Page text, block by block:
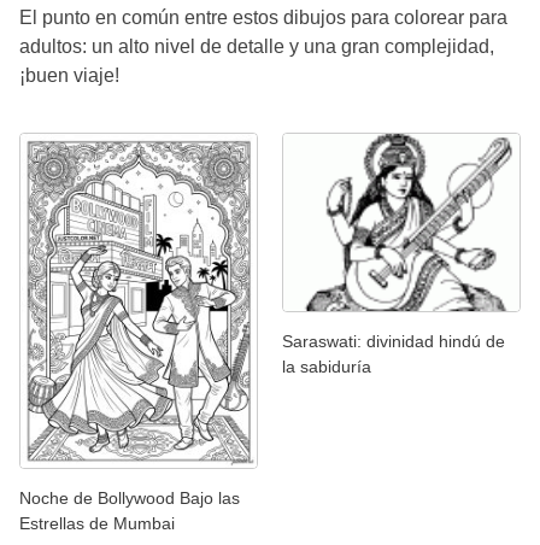
El punto en común entre estos dibujos para colorear para
adultos: un alto nivel de detalle y una gran complejidad,
¡buen viaje!
Noche de Bollywood Bajo las
Estrellas de Mumbai
Saraswati: divinidad hindú de
la sabiduría